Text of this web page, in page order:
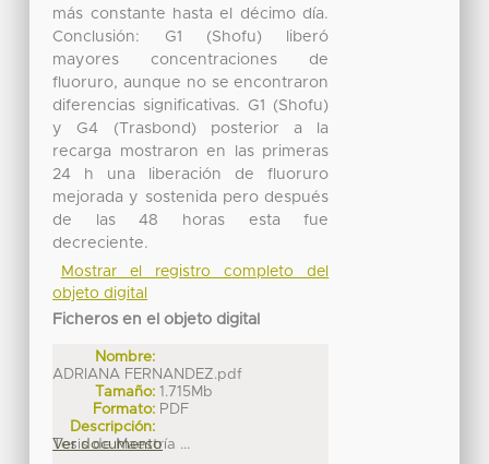
más constante hasta el décimo día.
Conclusión: G1 (Shofu) liberó
mayores concentraciones de
fluoruro, aunque no se encontraron
diferencias significativas. G1 (Shofu)
y G4 (Trasbond) posterior a la
recarga mostraron en las primeras
24 h una liberación de fluoruro
mejorada y sostenida pero después
de las 48 horas esta fue
decreciente.
Mostrar el registro completo del
objeto digital
Ficheros en el objeto digital
Nombre:
ADRIANA FERNANDEZ.pdf
Tamaño: 1.715Mb
Formato: PDF
Descripción:
Tesis de Maestría ...
Ver documento